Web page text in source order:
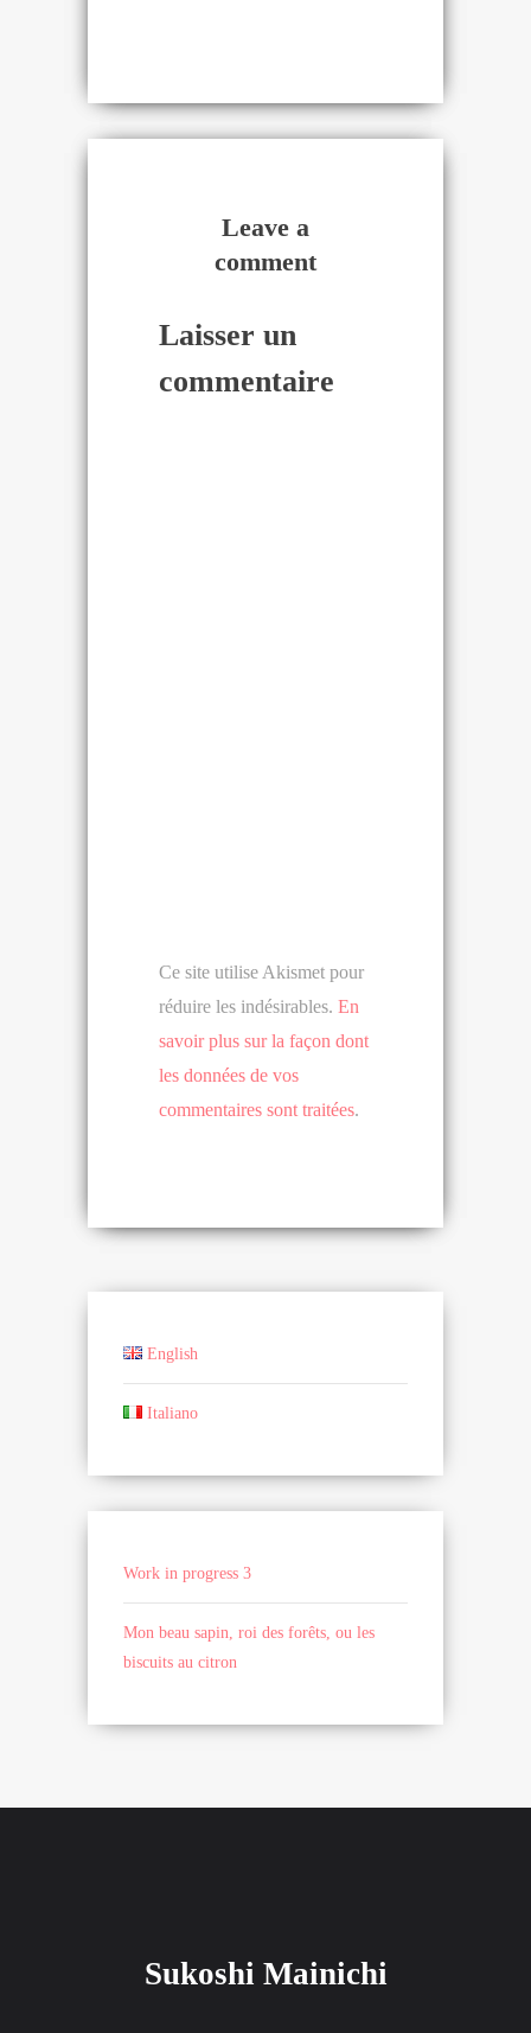
Leave a
comment
Laisser un
commentaire
Ce site utilise Akismet pour
réduire les indésirables. En
savoir plus sur la façon dont
les données de vos
commentaires sont traitées.
English
Italiano
Work in progress 3
Mon beau sapin, roi des forêts, ou les
biscuits au citron
Sukoshi Mainichi